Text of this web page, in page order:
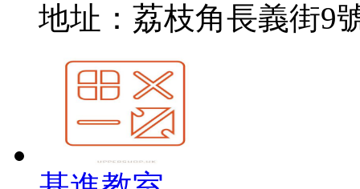
地址： 荔枝角長義街9